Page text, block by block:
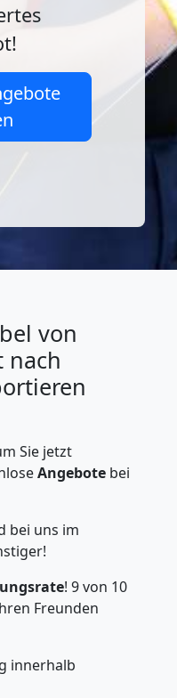
von
nach
Sie jetzt
Angebotebei
bei uns im
! 9 von 10
Freunden
innerhalb